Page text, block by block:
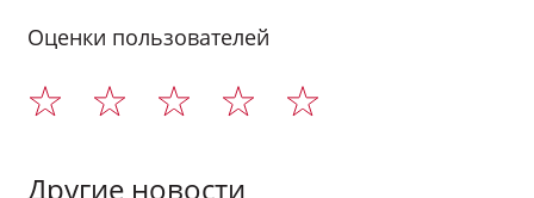
Оценки пользователей
Другие новости